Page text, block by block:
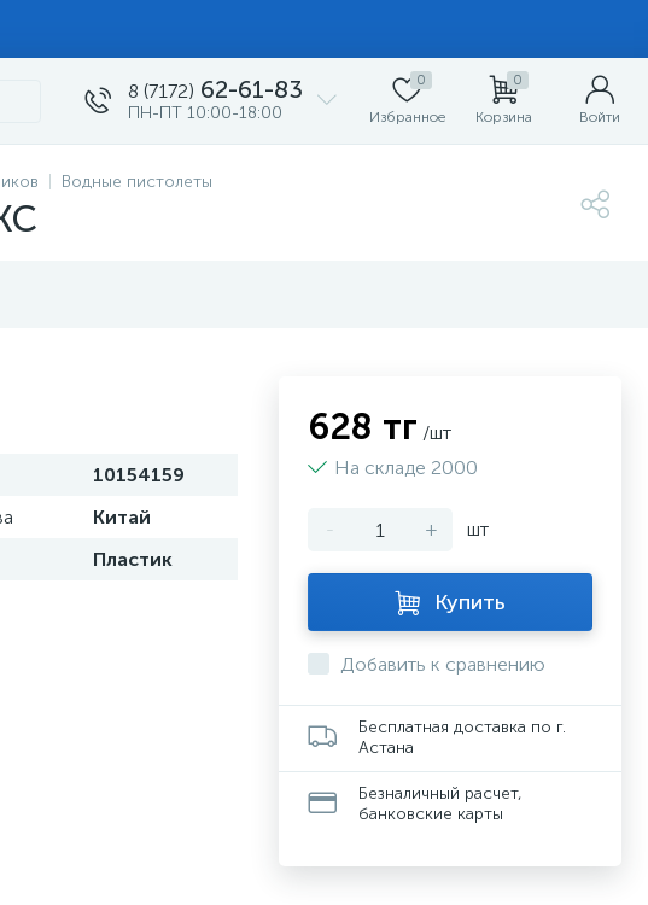
8 (7172) 62-61-83
ПН-ПТ 10:00-18:00
0
Избранное
0
Корзина Войти
Водные пистолеты
10154159
Китай
Пластик
628 тг /шт
На складе 2000
- + шт
Купить
Добавить к сравнению
Бесплатная доставка по г.
Астана
Безналичный расчет,
банковские карты